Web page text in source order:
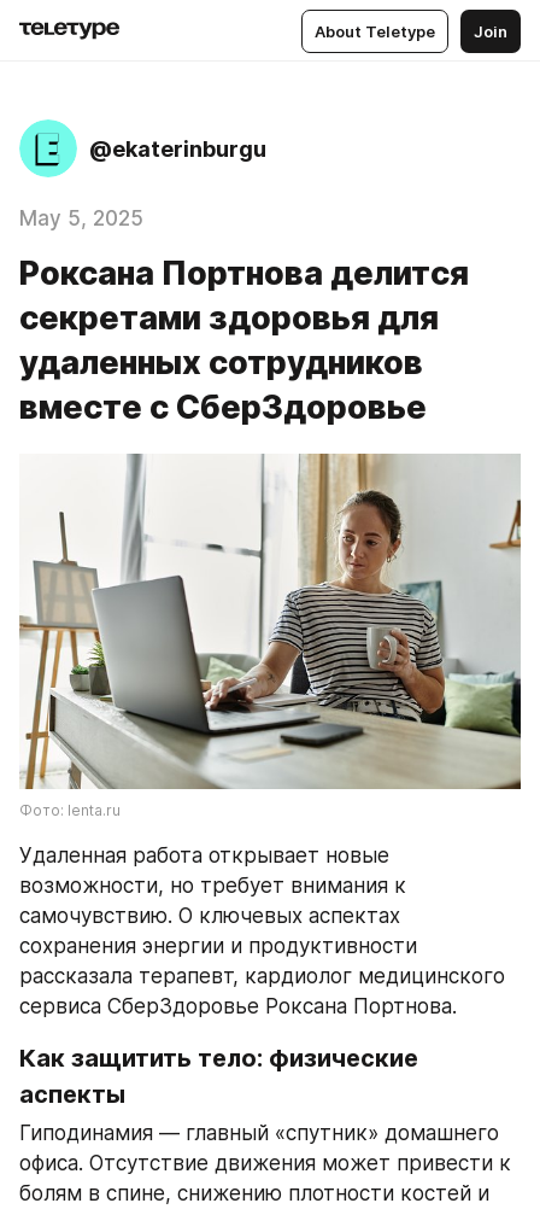
About Teletype Join
@ekaterinburgu
May 5, 2025
Роксана Портнова делится
секретами здоровья для
удаленных сотрудников
вместе с СберЗдоровье
Фото: lenta.ru
Удаленная работа открывает новые
возможности, но требует внимания к
самочувствию. О ключевых аспектах
сохранения энергии и продуктивности
рассказала терапевт, кардиолог медицинского
сервиса СберЗдоровье Роксана Портнова.
Как защитить тело: физические
аспекты
Гиподинамия — главный «спутник» домашнего
офиса. Отсутствие движения может привести к
болям в спине, снижению плотности костей и